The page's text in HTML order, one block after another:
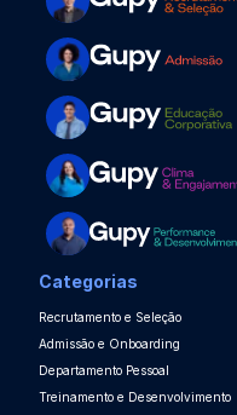
Categorias
Recrutamento e Seleção
Admissão e Onboarding
Departamento Pessoal
Treinamento e Desenvolvimento